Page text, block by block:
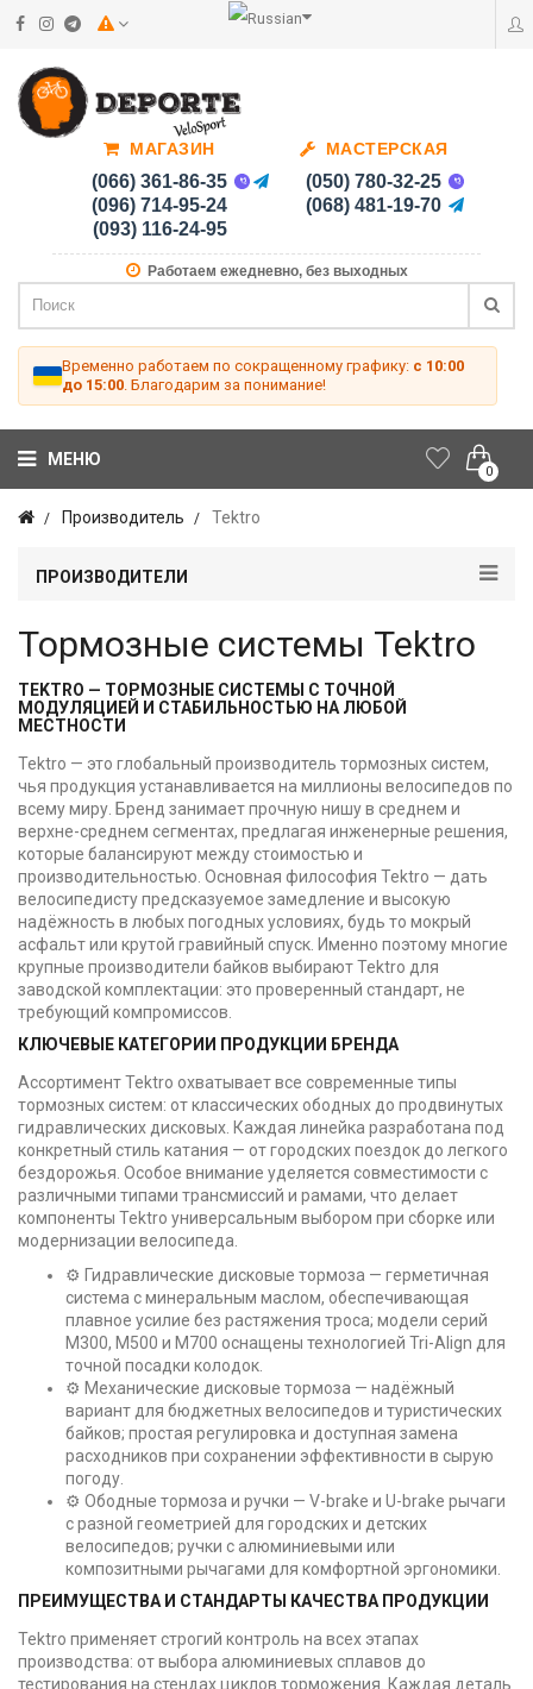
МАГАЗИН
(066) 361-86-35
(096) 714-95-24
(093) 116-24-95
МАСТЕРСКАЯ
(050) 780-32-25
(068) 481-19-70
Работаем ежедневно, без выходных
Временно работаем по сокращенному графику: с 10:00
до 15:00 . Благодарим за понимание!
0
МЕНЮ
Производитель Tektro
ПРОИЗВОДИТЕЛИ
Тормозные системы Tektro
TEKTRO — ТОРМОЗНЫЕ СИСТЕМЫ С ТОЧНОЙ
МОДУЛЯЦИЕЙ И СТАБИЛЬНОСТЬЮ НА ЛЮБОЙ
МЕСТНОСТИ
Tektro — это глобальный производитель тормозных систем,
чья продукция устанавливается на миллионы велосипедов по
всему миру. Бренд занимает прочную нишу в среднем и
верхне-среднем сегментах, предлагая инженерные решения,
которые балансируют между стоимостью и
производительностью. Основная философия Tektro — дать
велосипедисту предсказуемое замедление и высокую
надёжность в любых погодных условиях, будь то мокрый
асфальт или крутой гравийный спуск. Именно поэтому многие
крупные производители байков выбирают Tektro для
заводской комплектации: это проверенный стандарт, не
требующий компромиссов.
КЛЮЧЕВЫЕ КАТЕГОРИИ ПРОДУКЦИИ БРЕНДА
Ассортимент Tektro охватывает все современные типы
тормозных систем: от классических ободных до продвинутых
гидравлических дисковых. Каждая линейка разработана под
конкретный стиль катания — от городских поездок до легкого
бездорожья. Особое внимание уделяется совместимости с
различными типами трансмиссий и рамами, что делает
компоненты Tektro универсальным выбором при сборке или
модернизации велосипеда.
⚙️ Гидравлические дисковые тормоза — герметичная
система с минеральным маслом, обеспечивающая
плавное усилие без растяжения троса; модели серий
M300, M500 и M700 оснащены технологией Tri-Align для
точной посадки колодок.
⚙️ Механические дисковые тормоза — надёжный
вариант для бюджетных велосипедов и туристических
байков; простая регулировка и доступная замена
расходников при сохранении эффективности в сырую
погоду.
⚙️ Ободные тормоза и ручки — V-brake и U-brake рычаги
с разной геометрией для городских и детских
велосипедов; ручки с алюминиевыми или
композитными рычагами для комфортной эргономики.
ПРЕИМУЩЕСТВА И СТАНДАРТЫ КАЧЕСТВА ПРОДУКЦИИ
Tektro применяет строгий контроль на всех этапах
производства: от выбора алюминиевых сплавов до
тестирования на стендах циклов торможения. Каждая деталь